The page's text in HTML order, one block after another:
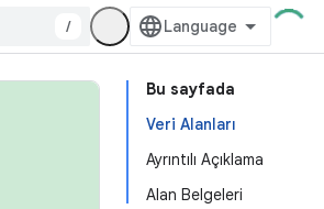
/
Bu sayfada
Veri Alanları
Ayrıntılı Açıklama
Alan Belgeleri